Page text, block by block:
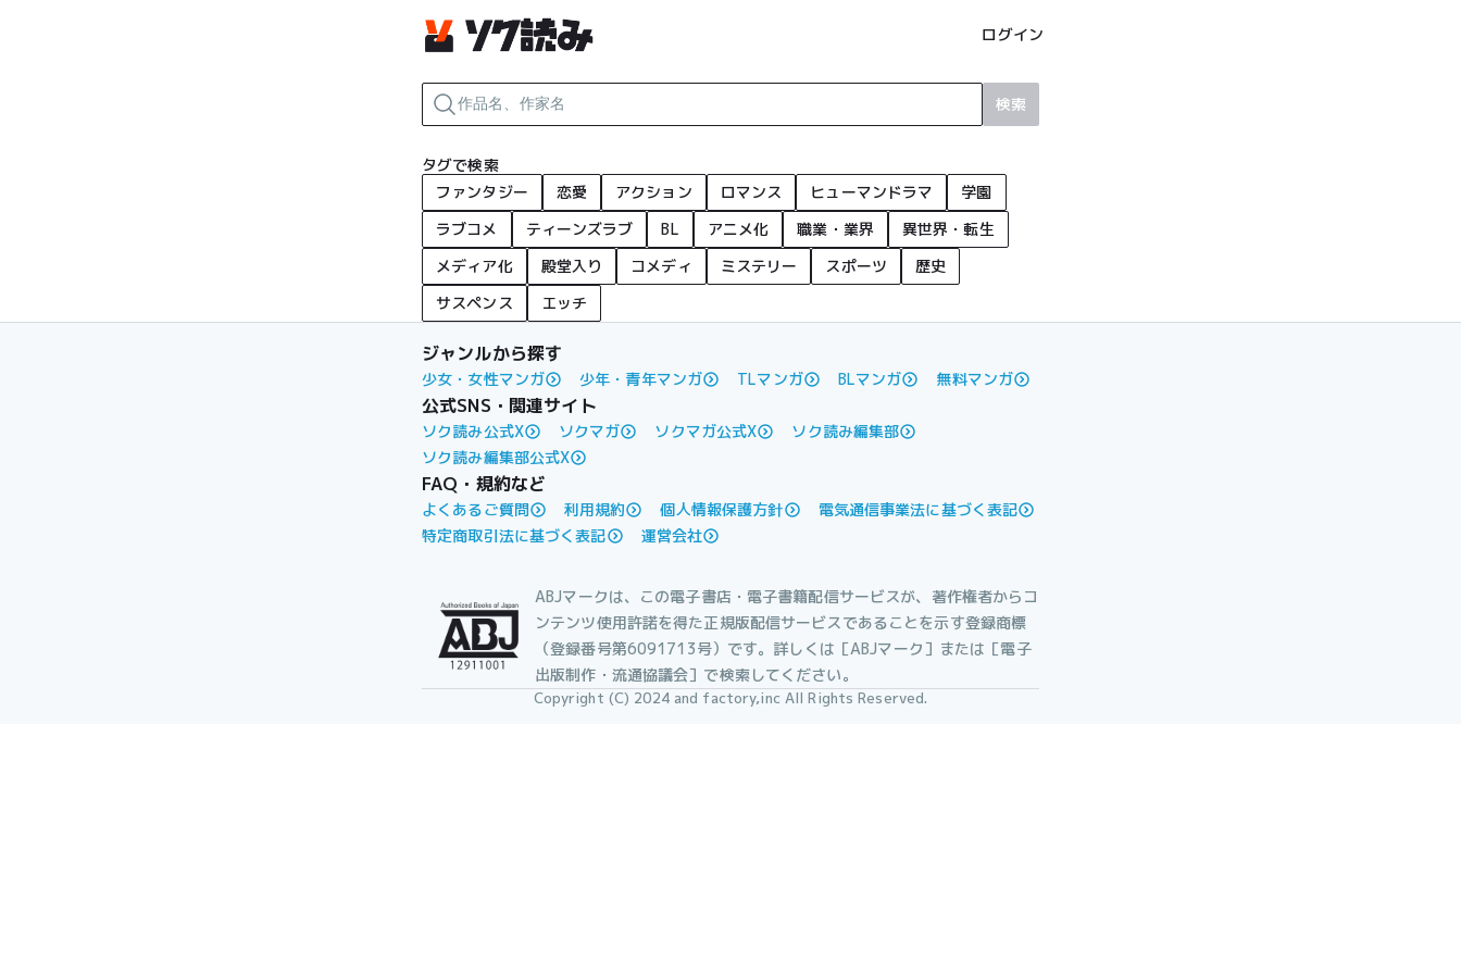
ログイン
検索
タグで検索
ファンタジー
恋愛 アクション ロマンス ヒューマンドラマ
学園
ラブコメ
ティーンズラブ BL アニメ化 職業・業界
異世界・転生
メディア化
殿堂入り コメディ ミステリー スポーツ
歴史
サスペンス
エッチ
ジャンルから探す
少女・女性マンガ 少年・青年マンガ TLマンガ BLマンガ 無料マンガ
公式SNS・関連サイト
ソク読み公式X ソクマガ ソクマガ公式X
ソク読み編集部
ソク読み編集部公式X
FAQ・規約など
よくあるご質問 利用規約 個人情報保護方針
電気通信事業法に基づく表記
特定商取引法に基づく表記
運営会社
ABJマークは、この電子書店・電子書籍配信サービスが、著作権者からコ
ンテンツ使用許諾を得た正規版配信サービスであることを示す登録商標
（登録番号第6091713号）です。詳しくは［ABJマーク］または［電子
出版制作・流通協議会］で検索してください。
Copyright (C) 2024 and factory,inc All Rights Reserved.